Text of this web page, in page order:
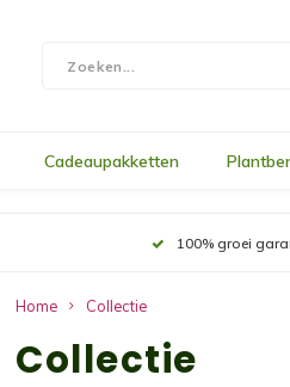
Cadeaupakketten
100% groei
Home Collectie
Collectie